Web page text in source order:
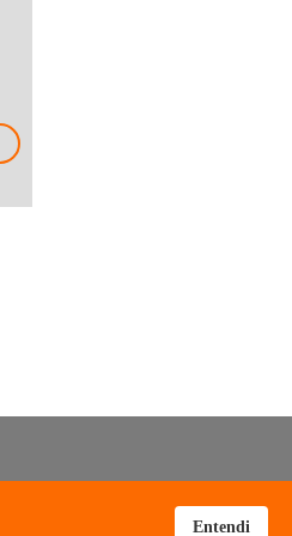
Entendi